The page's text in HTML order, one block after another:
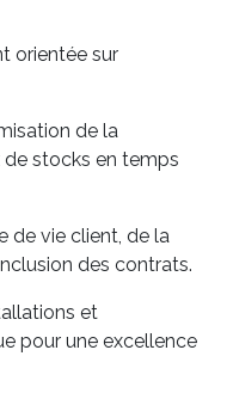
orientée sur
de la
stocks en temps
de vie client, de la
des contrats.
et
pour une excellence